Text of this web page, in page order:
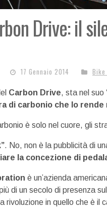
Drive: il
17 Gennaio 2014 Bike
Carbon Drive, sta nel suo
di carbonio che lo
è solo nel cuore, gli
. No, non è la pubblicità di
la concezione di
è un’azienda
di un secolo di presenza
rivoluzione in quello che è il